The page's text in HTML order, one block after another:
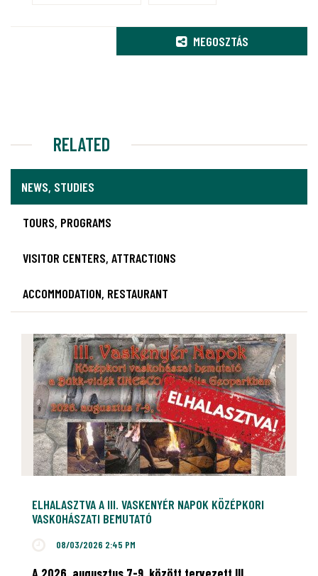
MEGOSZTÁS
RELATED
NEWS, STUDIES
TOURS, PROGRAMS
VISITOR CENTERS, ATTRACTIONS
ACCOMMODATION, RESTAURANT
ELHALASZTVA A III. VASKENYÉR NAPOK KÖZÉPKORI
VASKOHÁSZATI BEMUTATÓ
08/03/2026 2:45 PM